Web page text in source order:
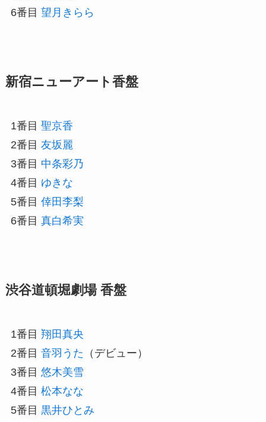
6番目 望月きらら
新宿ニューアート香盤
1番目 聖京香
2番目 友坂麗
3番目 中条彩乃
4番目 ゆきな
5番目 倖田李梨
6番目 真白希実
渋谷道頓堀劇場 香盤
1番目 翔田真央
2番目 音羽うた （デビュー）
3番目 悠木美雪
4番目 松本なな
5番目 黒井ひとみ